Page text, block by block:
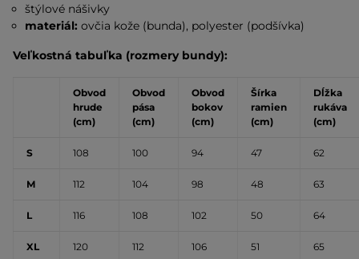
štýlové nášivky
materiál: ovčia kože (bunda), polyester (podšívka)
Veľkostná tabuľka (rozmery bundy):
Obvod
hrude
(cm)
Obvod
pása
(cm)
Obvod
bokov
(cm)
Šírka
ramien
(cm)
Dĺžka
rukáva
(cm)
S 108 100 94 47 62
M 112 104 98 48 63
L 116 108 102 50 64
XL 120 112 106 51 65